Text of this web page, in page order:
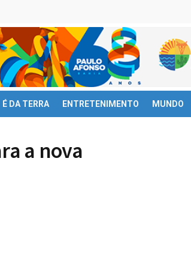
É DA TERRA ENTRETENIMENTO MUNDO
a nova